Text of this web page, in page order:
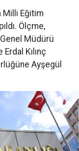
Milli Eğitim
Ölçme,
Müdürü
Kılınç
Ayşegül